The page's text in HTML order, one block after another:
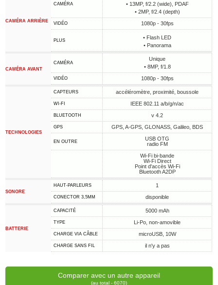
CAMÉRA ARRIÈRE
CAMÉRA
• 13MP, f/2.2 (wide), PDAF
• 2MP, f/2.4 (depth)
VIDÉO 1080p - 30fps
PLUS
• Flash LED
• Panorama
CAMÉRA AVANT
CAMÉRA
Unique
• 8MP, f/1.8
VIDÉO 1080p - 30fps
TECHNOLOGIES
CAPTEURS accéléromètre, proximité, boussole
WI-FI IEEE 802.11 a/b/g/n/ac
BLUETOOTH v 4.2
GPS GPS, A-GPS, GLONASS, Galileo, BDS
EN OUTRE
USB OTG
radio FM
Wi-Fi bi-bande
Wi-Fi Direct
Point d'accès Wi-Fi
Bluetooth A2DP
SONORE
HAUT-PARLEURS 1
CONECTOR 3,5MM disponible
BATTERIE
CAPACITÉ 5000 mAh
TYPE Li-Po, non-amovible
CHARGE VIA CÂBLE microUSB, 10W
CHARGE SANS FIL il n'y a pas
Comparer avec un autre appareil
(au total - 6070)